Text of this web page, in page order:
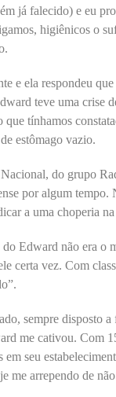
já falecido) e eu
higiênicos o
e ela respondeu
teve uma crise
tínhamos
estômago vazio.
do grupo
por algum tempo.
a uma choperia
Edward não era o
certa vez. Com
sempre disposto
me cativou. Com
seu
me arrependo de